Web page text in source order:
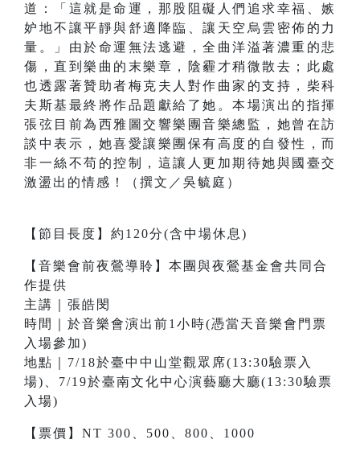
道：「這就是命運，那股阻礙人們追求幸福、嫉
妒地不讓平靜與舒適降臨、讓天空烏雲密佈的力
量。」由於命運無法逃避，全曲洋溢著濃重的悲
傷，直到樂曲的末樂章，陰霾才稍微散去；此處
也透露著贊助者梅克夫人對作曲家的支持，柴科
夫斯基最終將作品題獻給了她。本場演出的指揮
張弦目前為西雅圖交響樂團音樂總監，她曾在訪
談中表示，她喜愛讓樂團保有高度的自發性，而
非一絲不苟的控制，這讓人更加期待她與國臺交
激盪出的情感！（撰文／吳毓庭）
【節目長度】約120分(含中場休息)
【音樂會前夜鶯導聆】本團與夜鶯基金會共同合
作提供
主講｜張皓閔
時間｜於音樂會演出前1小時(憑當天音樂會門票
入場參加)
地點｜7/18於臺中中山堂觀眾席(13:30驗票入
場)、7/19於臺南文化中心演藝廳大廳(13:30驗票
入場)
【票價】NT 300、500、800、1000